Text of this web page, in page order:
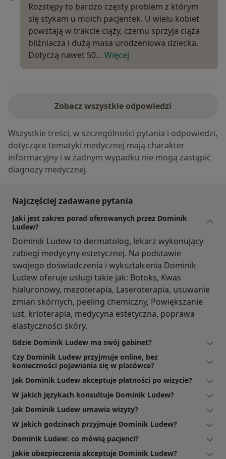
Rozstępy to bardzo częsty problem z którym
się stykam u moich pacjentek. U wielu kobiet
powstają w trakcie ciąży, czemu sprzyja ciąża
bliźniacza i dużą masa urodzeniowa dziecka.
Dotyczą nawet 50… Więcej
Zobacz wszystkie odpowiedzi
Wszystkie treści, w szczególności pytania i odpowiedzi,
dotyczące tematyki medycznej mają charakter
informacyjny i w żadnym wypadku nie mogą zastąpić
diagnozy medycznej.
Najczęściej zadawane pytania
Jaki jest zakres porad oferowanych przez Dominik
Ludew?
Dominik Ludew to dermatolog, lekarz wykonujący
zabiegi medycyny estetycznej. Na podstawie
swojego doświadczenia i wykształcenia Dominik
Ludew oferuje usługi takie jak: Botoks, Kwas
hialuronowy, mezoterapia, Laseroterapia, usuwanie
zmian skórnych, peeling chemiczny, Powiększanie
ust, krioterapia, medycyna estetyczna, poprawa
elastyczności skóry.
Gdzie Dominik Ludew ma swój gabinet?
Czy Dominik Ludew przyjmuje online, bez
konieczności pojawiania się w placówce?
Jak Dominik Ludew akceptuje płatności po wizycie?
W jakich językach konsultuje Dominik Ludew?
Jak Dominik Ludew umawia wizyty?
W jakich godzinach przyjmuje Dominik Ludew?
Dominik Ludew: co mówią pacjenci?
Jakie ubezpieczenia akceptuje Dominik Ludew?